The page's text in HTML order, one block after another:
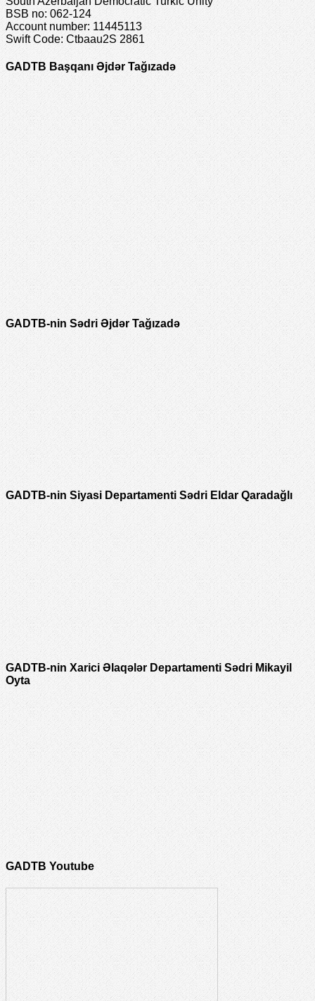
BSB no: 062-124
Account number: 11445113
Swift Code: Ctbaau2S 2861
GADTB Başqanı Əjdər Tağızadə
GADTB-nin Sədri Əjdər Tağızadə
GADTB-nin Siyasi Departamenti Sədri Eldar Qaradağlı
GADTB-nin Xarici Əlaqələr Departamenti Sədri Mikayil
Oyta
GADTB Youtube